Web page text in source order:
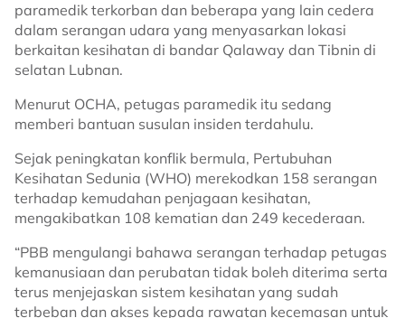
paramedik terkorban dan beberapa yang lain cedera
dalam serangan udara yang menyasarkan lokasi
berkaitan kesihatan di bandar Qalaway dan Tibnin di
selatan Lubnan.
Menurut OCHA, petugas paramedik itu sedang
memberi bantuan susulan insiden terdahulu.
Sejak peningkatan konflik bermula, Pertubuhan
Kesihatan Sedunia (WHO) merekodkan 158 serangan
terhadap kemudahan penjagaan kesihatan,
mengakibatkan 108 kematian dan 249 kecederaan.
“PBB mengulangi bahawa serangan terhadap petugas
kemanusiaan dan perubatan tidak boleh diterima serta
terus menjejaskan sistem kesihatan yang sudah
terbeban dan akses kepada rawatan kecemasan untuk